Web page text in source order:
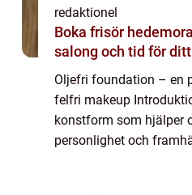
redaktionel
Boka frisör hedemora så hittar du rätt
salong och tid för
Oljefri foundation – en
felfri makeup
konstform som hjälper
personlighet och